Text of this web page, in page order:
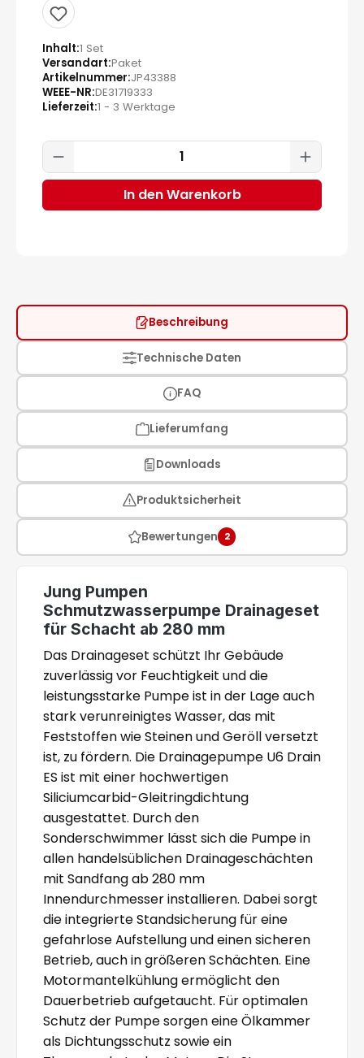
Inhalt 1 Set
Versandart Paket
Artikelnummer JP43388
WEEE-NR DE31719333
Lieferzeit 1 - 3 Werktage
Produkt Anzahl: Gib den
In den Warenkorb
Beschreibung
Technische Daten
FAQ
Lieferumfang
Downloads
Produktsicherheit
Bewertungen 2
Jung Pumpen
Schmutzwasserpumpe Drainageset
für Schacht ab 280 mm
Das Drainageset schützt Ihr Gebäude
zuverlässig vor Feuchtigkeit und die
leistungsstarke Pumpe ist in der Lage auch
stark verunreinigtes Wasser, das mit
Feststoffen wie Steinen und Geröll versetzt
ist, zu fördern. Die Drainagepumpe U6 Drain
ES ist mit einer hochwertigen
Siliciumcarbid-Gleitringdichtung
ausgestattet. Durch den
Sonderschwimmer lässt sich die Pumpe in
allen handelsüblichen Drainageschächten
mit Sandfang ab 280 mm
Innendurchmesser installieren. Dabei sorgt
die integrierte Standsicherung für eine
gefahrlose Aufstellung und einen sicheren
Betrieb, auch in größeren Schächten. Eine
Motormantelkühlung ermöglicht den
Dauerbetrieb aufgetaucht. Für optimalen
Schutz der Pumpe sorgen eine Ölkammer
als Dichtungsschutz sowie ein